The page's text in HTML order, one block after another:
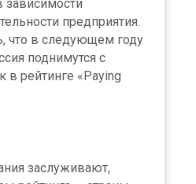
зависимости
предприятия.
что в следующем году
поднимутся с
в рейтинге «Paying
заслуживают,